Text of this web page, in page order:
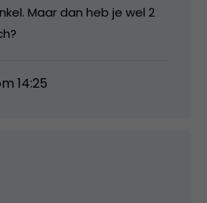
Maar dan heb je wel 2
14:25